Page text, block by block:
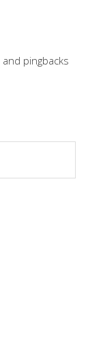
and pingbacks